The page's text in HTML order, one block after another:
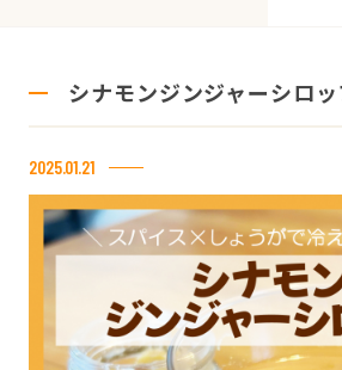
シナモンジンジャーシロ
2025.01.21